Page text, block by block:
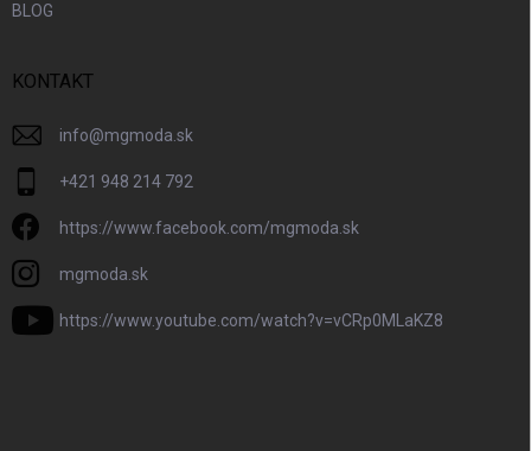
BLOG
KONTAKT
info@mgmoda.sk
+421 948 214 792
https://www.facebook.com/mgmoda.sk
mgmoda.sk
https://www.youtube.com/watch?v=vCRp0MLaKZ8